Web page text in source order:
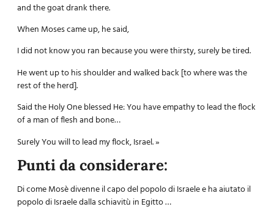
and the goat drank there.
When Moses came up, he said,
I did not know you ran because you were thirsty, surely be tired.
He went up to his shoulder and walked back [to where was the
rest of the herd].
Said the Holy One blessed He: You have empathy to lead the flock
of a man of flesh and bone…
Surely You will to lead my flock, Israel. »
Punti da considerare:
Di come Mosè divenne il capo del popolo di Israele e ha aiutato il
popolo di Israele dalla schiavitù in Egitto …